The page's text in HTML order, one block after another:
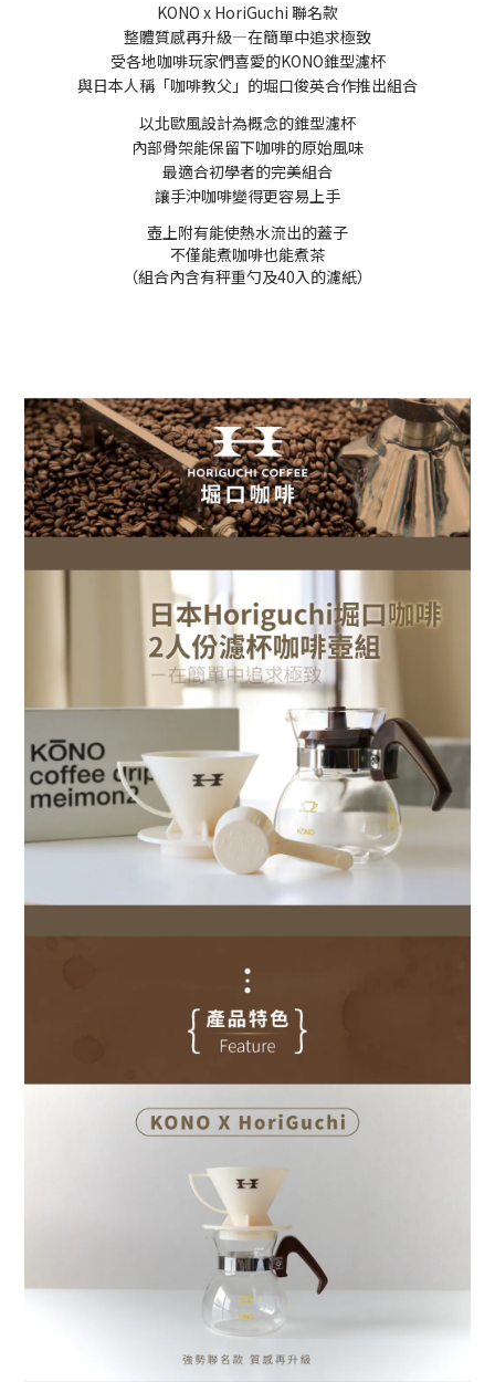
KONO x HoriGuchi 聯名款
整體質感再升級—在簡單中追求極致
受各地咖啡玩家們喜愛的KONO錐型濾杯
與日本人稱「咖啡教父」的堀口俊英合作推出組合
以北歐風設計為概念的錐型濾杯
內部骨架能保留下咖啡的原始風味
最適合初學者的完美組合
讓手沖咖啡變得更容易上手
壺上附有能使熱水流出的蓋子
不僅能煮咖啡也能煮茶
（組合內含有秤重勺及40入的濾紙）